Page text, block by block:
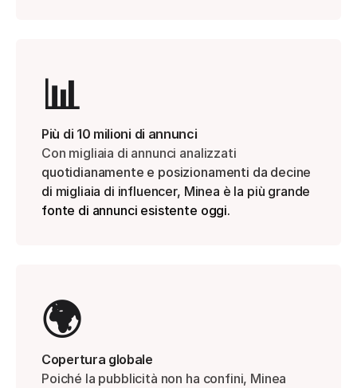
📊
Più di 10 milioni di annunci
Con migliaia di annunci analizzati
quotidianamente e posizionamenti da decine
di migliaia di influencer, Minea è la più grande
fonte di annunci esistente oggi.
🌍
Copertura globale
Poiché la pubblicità non ha confini, Minea